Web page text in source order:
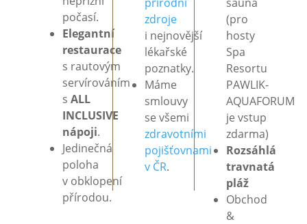
počasí.
Elegantní
restaurace
s rautovým
servírováním
s ALL
INCLUSIVE
nápoji.
Jedinečná
poloha
v obklopení
přírodou.
zdroje
i nejnovější
lékařské
poznatky.
Máme
smlouvy
se všemi
zdravotními
pojišťovnami
v ČR.
(pro
hosty
Spa
Resortu
PAWLIK-
AQUAFORUM
je vstup
zdarma)
Rozsáhlá
travnatá
pláž
Obchod
&